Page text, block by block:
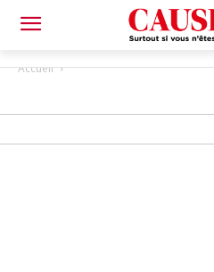
Accueil